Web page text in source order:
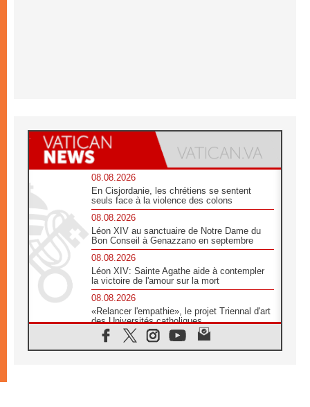
08.08.2026
En Cisjordanie, les chrétiens se sentent
seuls face à la violence des colons
08.08.2026
Léon XIV au sanctuaire de Notre Dame du
Bon Conseil à Genazzano en septembre
08.08.2026
Léon XIV: Sainte Agathe aide à contempler
la victoire de l'amour sur la mort
08.08.2026
«Relancer l'empathie», le projet Triennal d'art
des Universités catholiques
08.08.2026
Signis 2026, donner la parole aux religieuses